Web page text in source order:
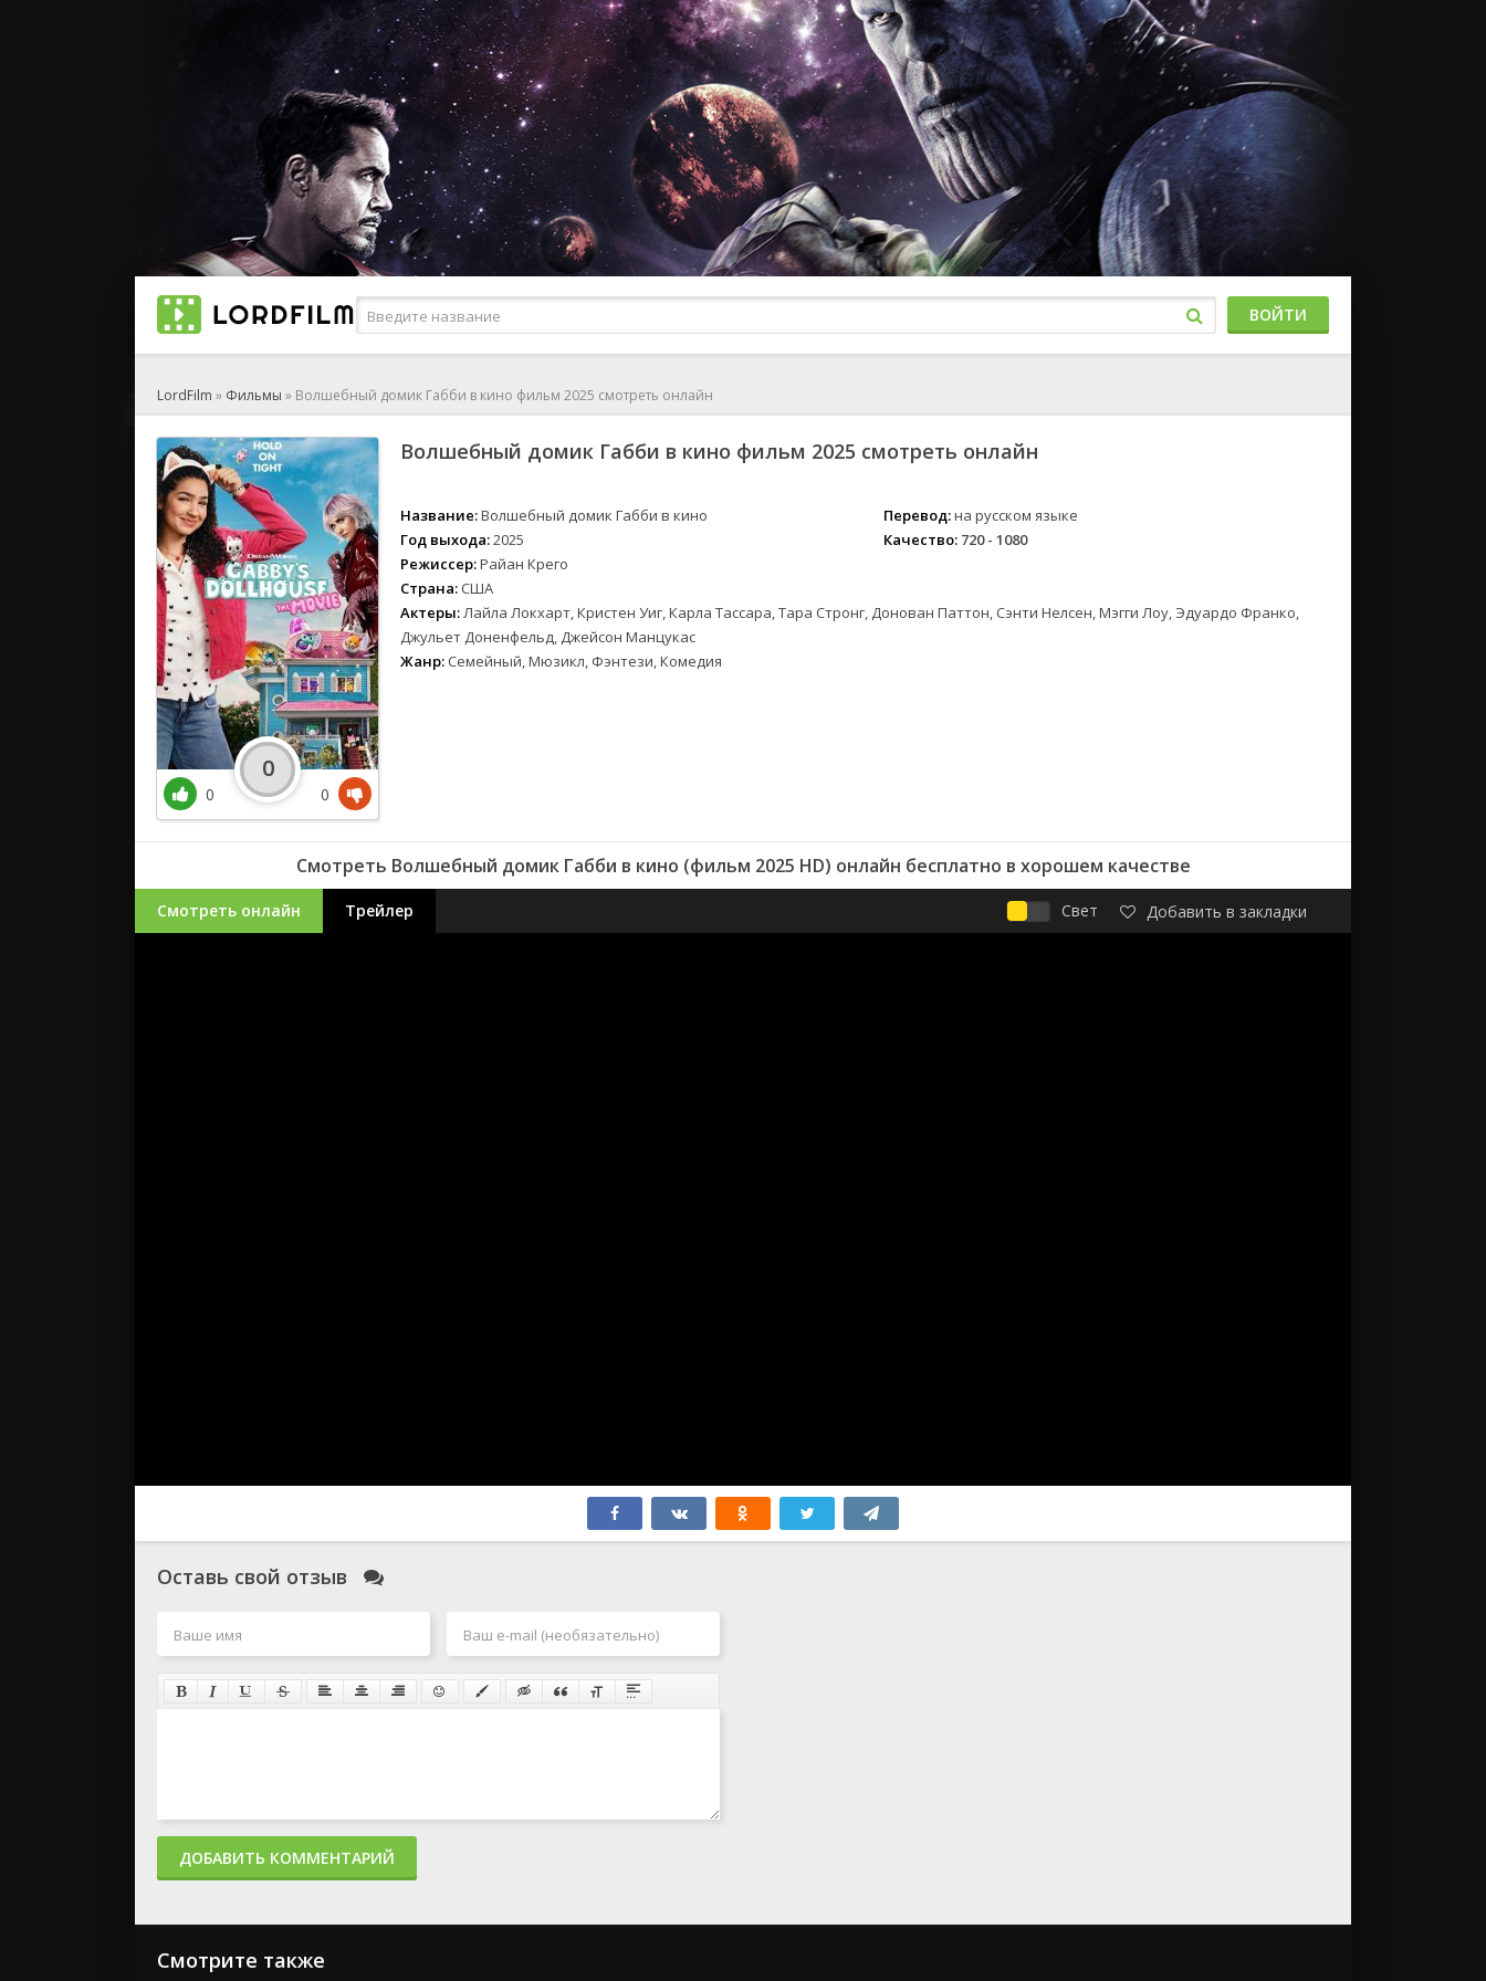
ВОЙТИ
LordFilm » Фильмы » Волшебный домик Габби в кино фильм 2025 смотреть онлайн
Волшебный домик Габби в кино фильм 2025 смотреть онлайн
Название:Волшебный домик Габби в кино
Год выхода:2025
Режиссер:Райан Крего
Страна: США
Перевод:на русском языке
Качество: 720 - 1080
Актеры:Лайла Локхарт, Кристен Уиг, Карла Тассара, Тара Стронг, Донован Паттон, Сэнти Нелсен, Мэгги Лоу, Эдуардо Франко,
Джульет Доненфельд, Джейсон Манцукас
Жанр: Семейный, Мюзикл, Фэнтези, Комедия
0
0
0
Смотреть Волшебный домик Габби в кино (фильм 2025 HD) онлайн бесплатно в хорошем качестве
Смотреть онлайн Трейлер Свет Добавить в закладки
Оставь свой отзыв
ДОБАВИТЬ КОММЕНТАРИЙ
Смотрите также